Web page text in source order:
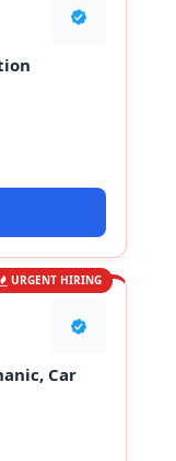
URGENT HIRING
Car